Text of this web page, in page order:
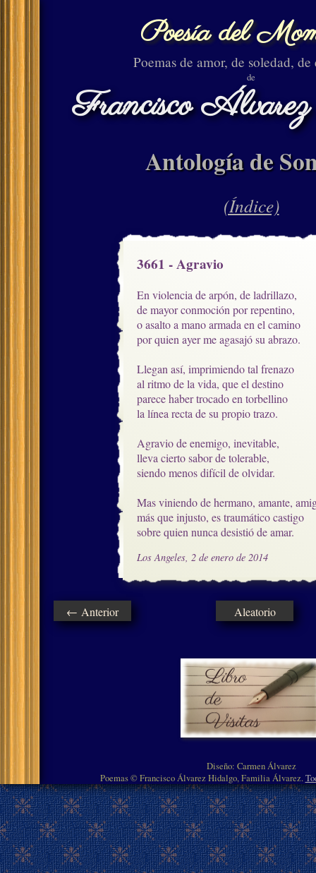
Poesía del
Poemas de amor, de soledad, de
de
Francisco
Antología de
(Índice)
3661 - Agravio
En violencia de arpón, de ladrillazo,
de mayor conmoción por repentino,
o asalto a mano armada en el camino
por quien ayer me agasajó su abrazo.
Llegan así, imprimiendo tal frenazo
al ritmo de la vida, que el destino
parece haber trocado en torbellino
la línea recta de su propio trazo.
Agravio de enemigo, inevitable,
lleva cierto sabor de tolerable,
siendo menos difícil de olvidar.
Mas viniendo de hermano, amante,
más que injusto, es traumático castigo
sobre quien nunca desistió de amar.
Los Angeles, 2 de enero de 2014
← Anterior Aleatorio
Diseño: Carmen Álvarez
Poemas © Francisco Álvarez Hidalgo, Familia Álvarez.